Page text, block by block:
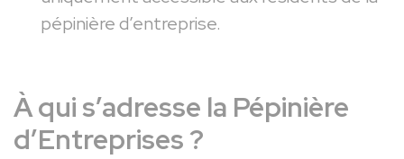
pépinière d’entreprise.
À qui s’adresse la Pépinière
d’Entreprises ?